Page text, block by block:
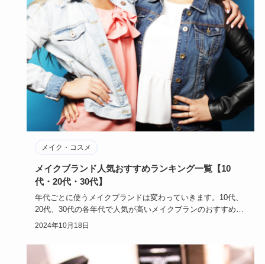
メイク・コスメ
メイクブランド人気おすすめランキング一覧【10
代・20代・30代】
年代ごとに使うメイクブランドは変わっていきます。10代、
20代、30代の各年代で人気が高いメイクブランのおすすめに
はどんな…
2024年10月18日